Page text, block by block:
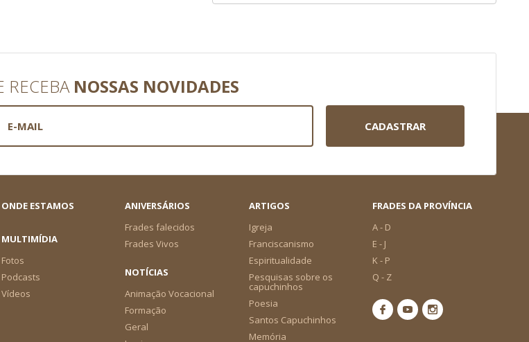
RECEBA NOSSAS NOVIDADES
CADASTRAR
ONDE ESTAMOS
ANIVERSÁRIOS
Frades falecidos
Frades Vivos
ARTIGOS
Igreja
Franciscanismo
Espiritualidade
Pesquisas sobre os
capuchinhos
Poesia
Santos Capuchinhos
Memória
FRADES DA PROVÍNCIA
A - D
E - J
K - P
Q - Z
MULTIMÍDIA
Fotos
Podcasts
Vídeos
NOTÍCIAS
Animação Vocacional
Formação
Geral